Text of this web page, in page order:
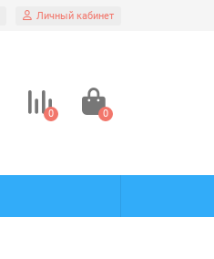
Личный кабинет
0 0